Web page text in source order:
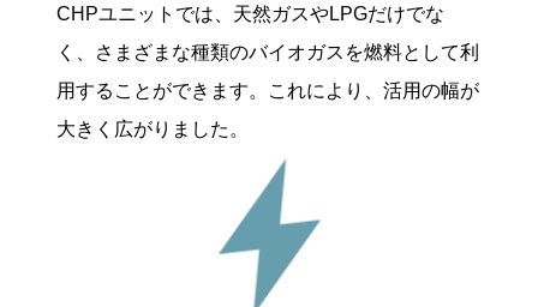
CHPユニットでは、天然ガスやLPGだけでな
く、さまざまな種類のバイオガスを燃料として利
用することができます。これにより、活用の幅が
大きく広がりました。